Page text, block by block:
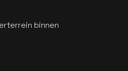
binnen